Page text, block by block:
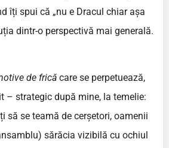
îți spui că „nu e Dracul chiar așa
dintr-o perspectivă mai generală.
de frică care se perpetuează,
– strategic după mine, la temelie:
să se teamă de cerșetori, oamenii
sărăcia vizibilă cu ochiul